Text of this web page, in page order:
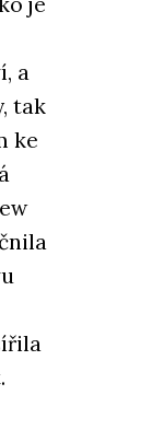
a
tak
ke